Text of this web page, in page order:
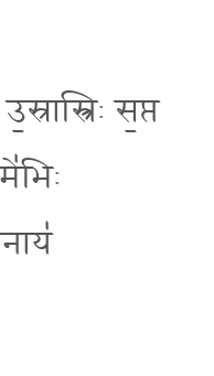
स॒प्त